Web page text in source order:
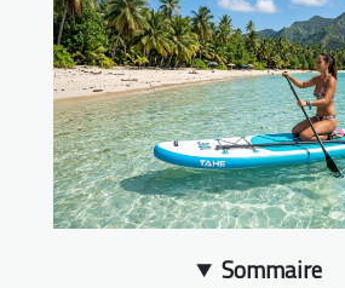
Sommaire